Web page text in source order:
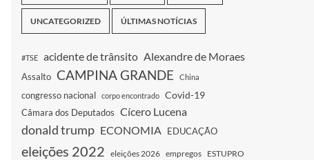
UNCATEGORIZED ÚLTIMAS NOTÍCIAS
#TSE acidente de trânsito Alexandre de Moraes
Assalto CAMPINA GRANDE China
congresso nacional corpo encontrado Covid-19
Câmara dos Deputados Cícero Lucena
donald trump ECONOMIA EDUCAÇÃO
eleições 2022 eleições 2026 empregos ESTUPRO